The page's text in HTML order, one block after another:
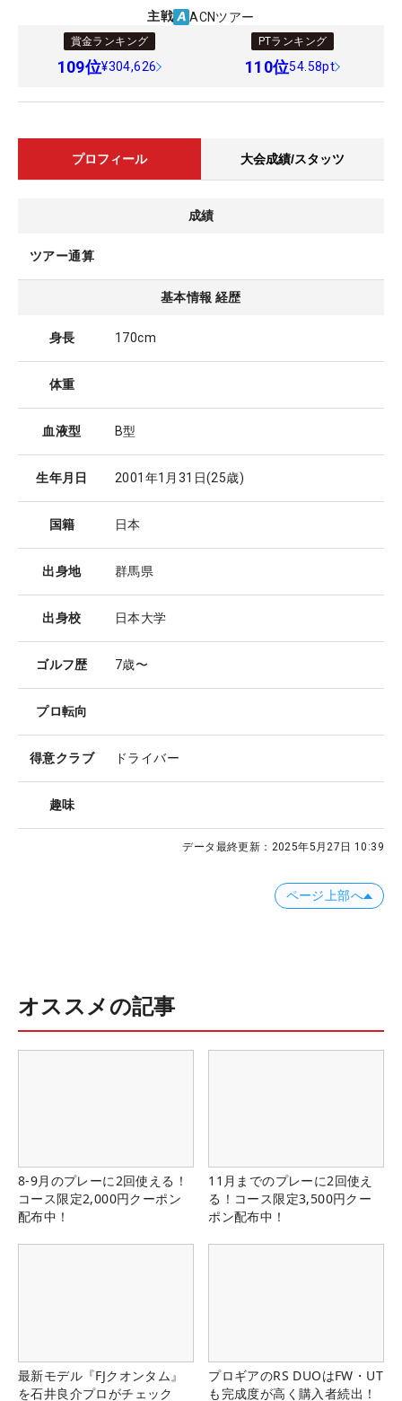
主戦 ACNツアー
賞金ランキング
109位¥304,626
PTランキング
110位54.58pt
プロフィール 大会成績/スタッツ
成績
ツアー通算
基本情報 経歴
身長 170cm
体重
血液型 B型
生年月日 2001年1月31日(25歳)
国籍 日本
出身地 群馬県
出身校 日本大学
ゴルフ歴 7歳〜
プロ転向
得意クラブ ドライバー
趣味
データ最終更新： 2025年5月27日 10:39
ページ上部へ
オススメの記事
8-9月のプレーに2回使える！
コース限定2,000円クーポン
配布中！
11月までのプレーに2回使え
る！コース限定3,500円クー
ポン配布中！
最新モデル『FJクオンタム』
を石井良介プロがチェック
プロギアのRS DUOはFW・UT
も完成度が高く購入者続出！